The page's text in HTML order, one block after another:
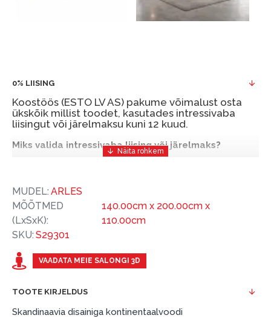
0% LIISING
Koostöös (ESTO LV AS) pakume võimalust osta
ükskõik millist toodet, kasutades intressivaba
liisingut või järelmaksu kuni 12 kuud.
Miks valida intressivaba liising või järelmaks?
teil vajalikud tooted kohe osta, kuid nende eest
hiljem tasuda.
ESTO-ga saate intressivaba liisingu või järelmaksu
perioodiga kuni 12 kuud.
esimene sissemakse: 0 €, igakuine makse: 25 €,
kogu ülemakse: 0 €.
VAADATA MEIE SALONGI 3D
TOOTE KIRJELDUS
Skandinaavia disainiga kontinentaalvoodi
MUDEL: ARLES
MÕÕTMED
(LxSxK):
140.00cm x 200.00cm x
110.00cm
SKU: S29301